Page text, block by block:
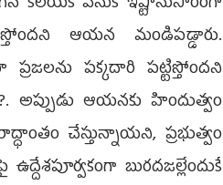
ఆయన మండిపడ్డారు.
పక్కదారి పట్టిస్తోందని
ఆయనకు హిందుత్వం
చేస్తున్నాయని, ప్రభుత్వం
బురదజల్లేందుకే